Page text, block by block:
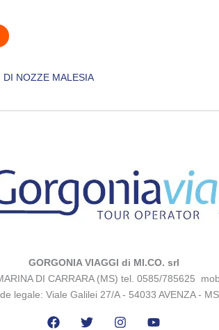
DI NOZZE MALESIA
GORGONIA VIAGGI di MI.CO. srl
DI CARRARA (MS) tel. 0585/785625
legale: Viale Galilei 27/A - 54033 AVENZA - MS